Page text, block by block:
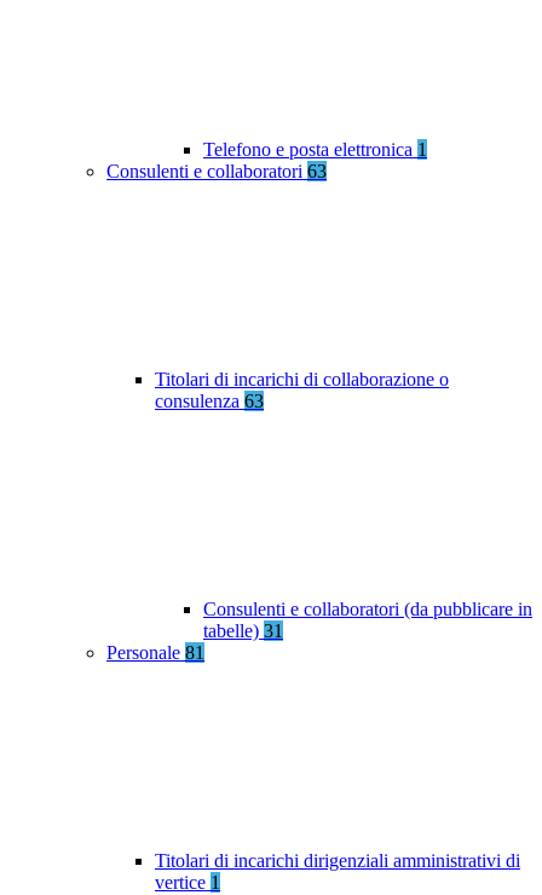
Telefono e posta elettronica 1
Consulenti e collaboratori 63
Titolari di incarichi di collaborazione o
consulenza 63
Consulenti e collaboratori (da pubblicare in
tabelle) 31
Personale 81
Titolari di incarichi dirigenziali amministrativi di
vertice 1